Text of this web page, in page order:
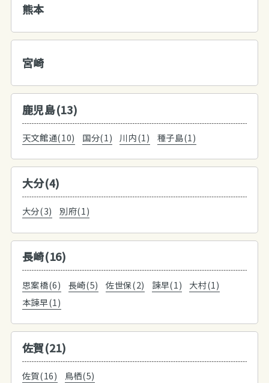
熊本
宮崎
鹿児島(13)
天文館通(10) 国分(1) 川内(1) 種子島(1)
大分(4)
大分(3) 別府(1)
長崎(16)
思案橋(6) 長崎(5) 佐世保(2) 諫早(1)
大村(1)
本諫早(1)
佐賀(21)
佐賀(16) 鳥栖(5)